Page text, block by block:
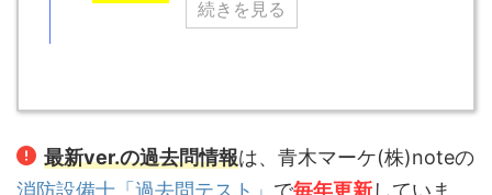
続きを見る
最新ver.の過去問情報は、青木マーケ(株)noteの
消防設備士「過去問テスト」 で毎年更新していま